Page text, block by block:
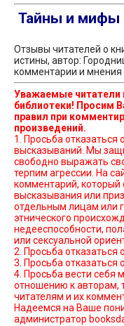
Тайны и мифы
Отзывы читателей о
истины, автор:
комментарии и
Уважаемые читатели
библиотеки! Просим
правил при
произведений.
1. Просьба
высказываний. Мы защищаем право наших читателей
свободно выражать
терпим агрессии. На
комментарий, который
высказывания или
отдельным лицам или
этнического
недееспособности,
или сексуальной
2. Просьба отказаться
3. Просьба отказаться
4. Просьба вести себя
отношению к авторам,
читателям и их
Надеемся на Ваше
администратор